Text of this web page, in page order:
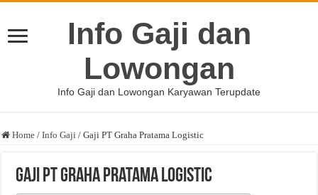
Info Gaji dan
Lowongan
Info Gaji dan Lowongan Karyawan Terupdate
Home / Info Gaji / Gaji PT Graha Pratama Logistic
Gaji PT Graha Pratama Logistic